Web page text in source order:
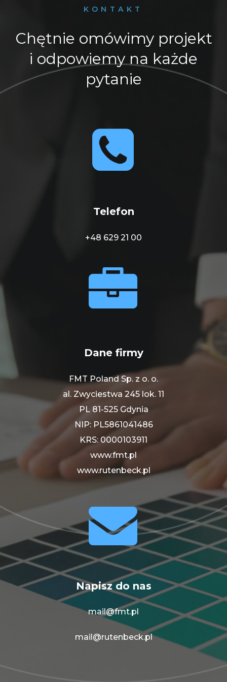
KONTAKT
Chętnie omówimy projekt
i odpowiemy na każde
pytanie


Telefon
+48 629 21 00


Dane firmy
FMT Poland Sp. z o. o.
al. Zwyciestwa 245 lok. 11
PL 81-525 Gdynia
NIP: PL5861041486
KRS: 0000103911
www.fmt.pl
www.rutenbeck.pl


Napisz do nas
mail@fmt.pl
mail@rutenbeck.pl